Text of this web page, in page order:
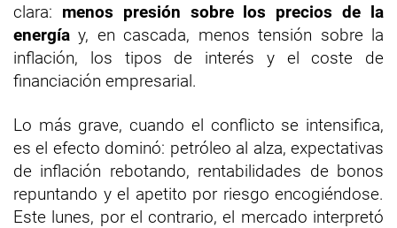
clara: menos presión sobre los precios de la
energía y, en cascada, menos tensión sobre la
inflación, los tipos de interés y el coste de
financiación empresarial.
Lo más grave, cuando el conflicto se intensifica,
es el efecto dominó: petróleo al alza, expectativas
de inflación rebotando, rentabilidades de bonos
repuntando y el apetito por riesgo encogiéndose.
Este lunes, por el contrario, el mercado interpretó